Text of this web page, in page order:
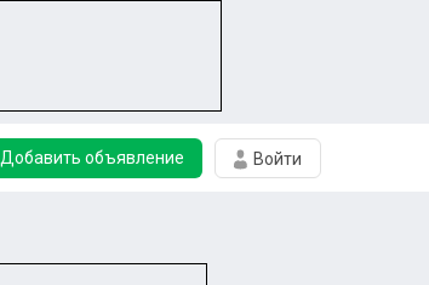
Добавить объявление Войти